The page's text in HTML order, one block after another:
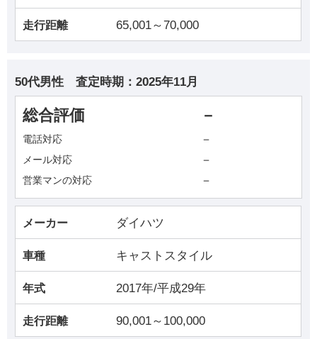
走行距離 65,001～70,000
50代男性 査定時期： 2025年11月
総合評価 －
電話対応 －
メール対応 －
営業マンの対応 －
メーカー ダイハツ
車種 キャストスタイル
年式 2017年/平成29年
走行距離 90,001～100,000